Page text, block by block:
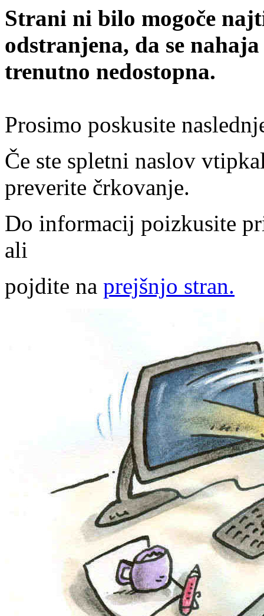
Strani ni bilo mogoče
odstranjena, da se
trenutno nedostopna.
Prosimo poskusite
Če ste spletni naslov
preverite črkovanje.
Do informacij poizkusite
ali
pojdite na prejšnjo stran.